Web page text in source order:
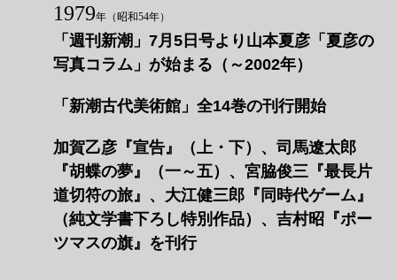
1979年 （昭和54年）
「週刊新潮」7月5日号より山本夏彦「夏彦の
写真コラム」が始まる（～2002年）
「新潮古代美術館」全14巻の刊行開始
加賀乙彦『宣告』（上・下）、司馬遼󠄁太郎
『胡蝶の夢』（一～五）、宮脇俊三『最長片
道切符の旅』、大江健三郎『同時代ゲーム』
（純文学書下ろし特別作品）、吉村昭『ポー
ツマスの旗』を刊行